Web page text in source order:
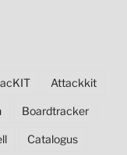
Attackkit
Boardtracker
Catalogus